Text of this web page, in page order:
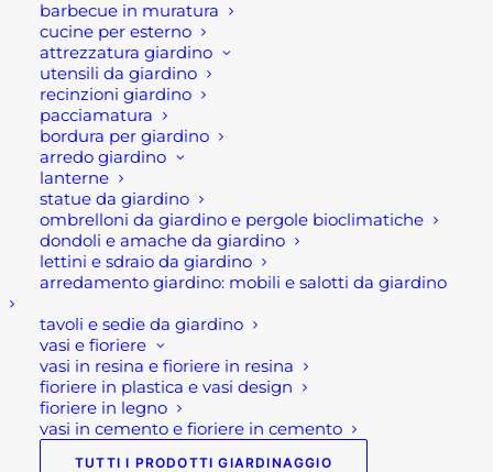
barbecue in muratura
cucine per esterno
attrezzatura giardino
utensili da giardino
recinzioni giardino
pacciamatura
bordura per giardino
arredo giardino
lanterne
statue da giardino
ombrelloni da giardino e pergole bioclimatiche
dondoli e amache da giardino
lettini e sdraio da giardino
arredamento giardino: mobili e salotti da giardino
tavoli e sedie da giardino
vasi e fioriere
vasi in resina e fioriere in resina
fioriere in plastica e vasi design
fioriere in legno
vasi in cemento e fioriere in cemento
TUTTI I PRODOTTI GIARDINAGGIO
COLLA GLUTOLIN PER ISOLANTE DEPRON
6,00€ - 30,00 €Fascia
prezzo:
da
6,00 €
a
30,00 €
SCEGLI
Questo
prodotto
ha
più
varianti.